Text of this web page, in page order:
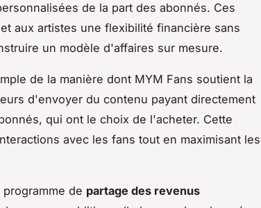
de la part des abonnés. Ces
aux artistes une flexibilité financière sans
un modèle d'affaires sur mesure.
de la manière dont MYM Fans soutient la
d'envoyer du contenu payant directement
qui ont le choix de l'acheter. Cette
avec les fans tout en maximisant les
de partage des revenus